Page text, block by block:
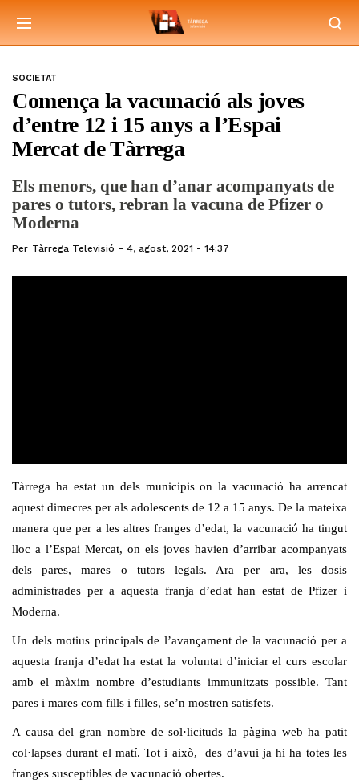
SOCIETAT
Comença la vacunació als joves
d’entre 12 i 15 anys a l’Espai
Mercat de Tàrrega
Els menors, que han d’anar acompanyats de
pares o tutors, rebran la vacuna de Pfizer o
Moderna
Per Tàrrega Televisió 4, agost, 2021 - 14:37
Tàrrega ha estat un dels municipis on la vacunació ha arrencat
aquest dimecres per als adolescents de 12 a 15 anys. De la mateixa
manera que per a les altres franges d’edat, la vacunació ha tingut
lloc a l’Espai Mercat, on els joves havien d’arribar acompanyats
dels pares, mares o tutors legals. Ara per ara, les dosis
administrades per a aquesta franja d’edat han estat de Pfizer i
Moderna.
Un dels motius principals de l’avançament de la vacunació per a
aquesta franja d’edat ha estat la voluntat d’iniciar el curs escolar
amb el màxim nombre d’estudiants immunitzats possible. Tant
pares i mares com fills i filles, se’n mostren satisfets.
A causa del gran nombre de sol·licituds la pàgina web ha patit
col·lapses durant el matí. Tot i això, des d’avui ja hi ha totes les
franges susceptibles de vacunació obertes.